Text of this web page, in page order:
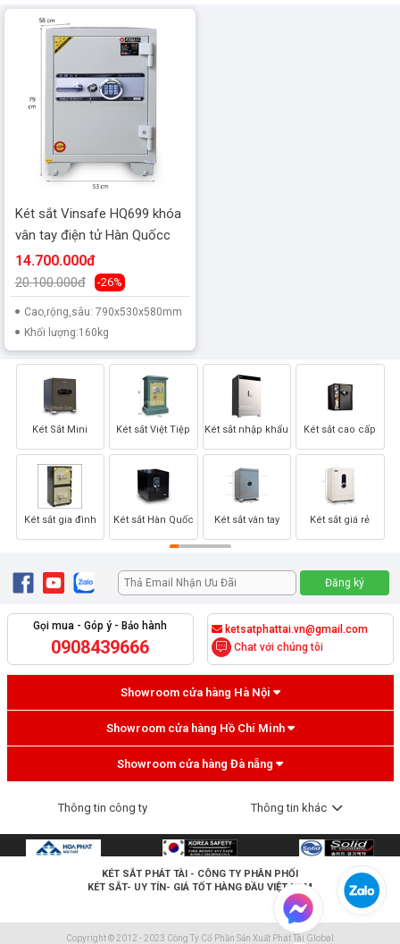
Két sắt Vinsafe HQ699 khóa
vân tay điện tử Hàn Quốcc
14.700.000đ
20.100.000đ -26%
Cao,rộng,sâu: 790x530x580mm
Khối lượng:160kg
Két Sắt Mini
Két sắt gia đình
Két sắt Việt Tiệp
Két sắt Hàn Quốc
Két sắt nhập khẩu
Két sắt vân tay
Két sắt cao cấp
Két sắt giá rẻ
Gọi mua - Góp ý - Bảo hành
0908439666
ketsatphattai.vn@gmail.com
Chat với chúng tôi
Showroom cửa hàng Hà Nội
Showroom cửa hàng Hồ Chí Minh
Showroom cửa hàng Đà nẵng
Thông tin công ty Thông tin khác
KÉT SẮT PHÁT TÀI - CÔNG TY PHÂN PHỐI
KÉT SẮT- UY TÍN- GIÁ TỐT HÀNG ĐẦU VIỆT NAM
Copyright © 2012 - 2023 Công Ty Cổ Phần Sản Xuất Phát Tài Global